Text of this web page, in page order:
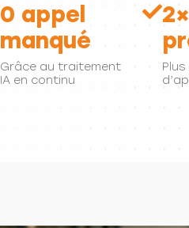
0 appel
manqué
Grâce au traitement
IA en continu